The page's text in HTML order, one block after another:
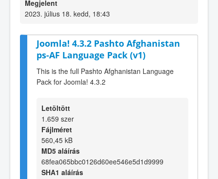
Megjelent
2023. július 18. kedd, 18:43
Joomla! 4.3.2 Pashto Afghanistan
ps-AF Language Pack (v1)
This is the full Pashto Afghanistan Language
Pack for Joomla! 4.3.2
Letöltött
1.659 szer
Fájlméret
560,45 kB
MD5 aláírás
68fea065bbc0126d60ee546e5d1d9999
SHA1 aláírás